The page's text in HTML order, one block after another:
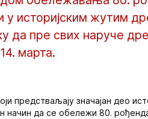
у историјским жутим
да пре свих наруче
марта.
предстваљају значајан део
начин да се обележи 80.